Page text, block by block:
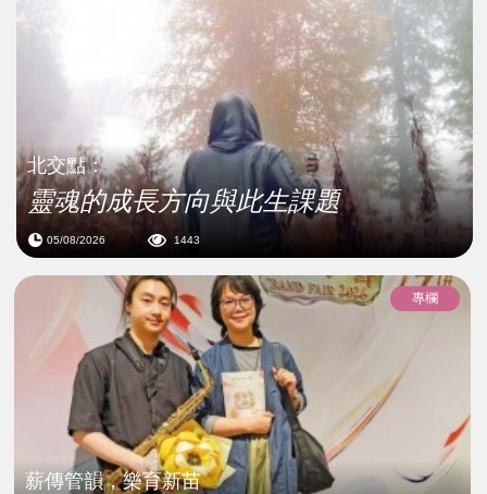
北交點：
靈魂的成長方向與此生課題
05/08/2026 1443
專欄
薪傳管韻，樂育新苗